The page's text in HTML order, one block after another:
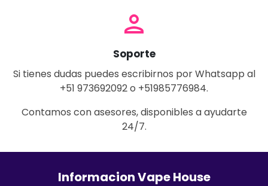
person
Soporte
Si tienes dudas puedes escribirnos por Whatsapp al
+51 973692092 o +51985776984.
Contamos con asesores, disponibles a ayudarte
24/7.
Informacion Vape House